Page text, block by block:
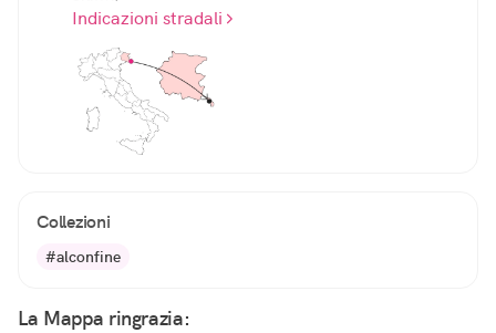
Indicazioni stradali
Collezioni
#alconfine
La Mappa ringrazia: